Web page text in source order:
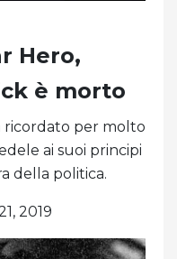
Hero,
è morto
ricordato per molto
ai suoi principi
della politica.
2019